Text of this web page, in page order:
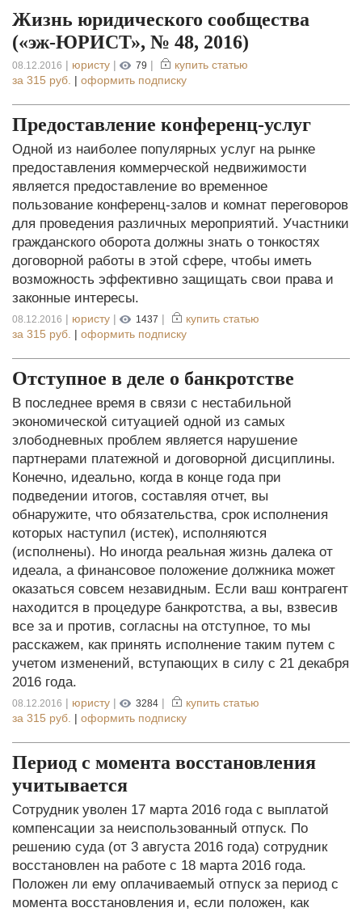
Жизнь юридического сообщества
(«эж-ЮРИСТ», № 48, 2016)
08.12.2016 | юристу | 79 |
купить статью
за 315 руб. | оформить подписку
Предоставление конференц-услуг
Одной из наиболее популярных услуг на рынке
предоставления коммерческой недвижимости
является предоставление во временное
пользование конференц-залов и комнат переговоров
для проведения различных мероприятий. Участники
гражданского оборота должны знать о тонкостях
договорной работы в этой сфере, чтобы иметь
возможность эффективно защищать свои права и
законные интересы.
08.12.2016 | юристу | 1437 |
купить статью
за 315 руб. | оформить подписку
Отступное в деле о банкротстве
В последнее время в связи с нестабильной
экономической ситуацией одной из самых
злободневных проблем является нарушение
партнерами платежной и договорной дисциплины.
Конечно, идеально, когда в конце года при
подведении итогов, составляя отчет, вы
обнаружите, что обязательства, срок исполнения
которых наступил (истек), исполняются
(исполнены). Но иногда реальная жизнь далека от
идеала, а финансовое положение должника может
оказаться совсем незавидным. Если ваш контрагент
находится в процедуре банкротства, а вы, взвесив
все за и против, согласны на отступное, то мы
расскажем, как принять исполнение таким путем с
учетом изменений, вступающих в силу с 21 декабря
2016 года.
08.12.2016 | юристу | 3284 |
купить статью
за 315 руб. | оформить подписку
Период с момента восстановления
учитывается
Сотрудник уволен 17 марта 2016 года с выплатой
компенсации за неиспользованный отпуск. По
решению суда (от 3 августа 2016 года) сотрудник
восстановлен на работе с 18 марта 2016 года.
Положен ли ему оплачиваемый отпуск за период с
момента восстановления и, если положен, как